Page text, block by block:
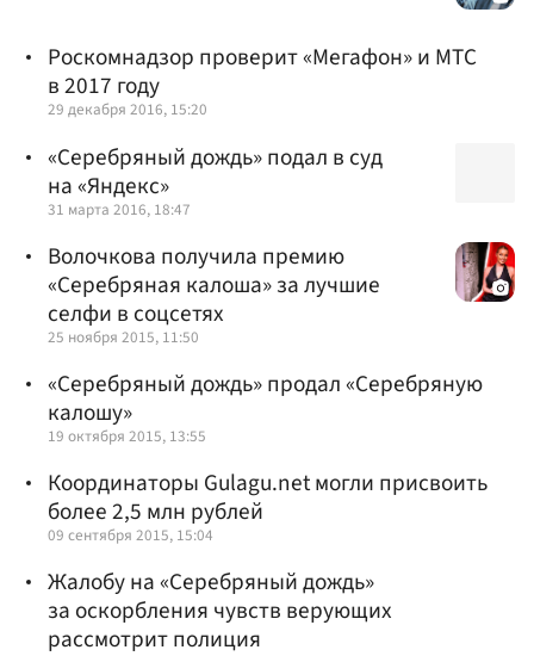
Роскомнадзор проверит «Мегафон» и МТС
в 2017 году
29 декабря 2016, 15:20
«Серебряный дождь» подал в суд
на «Яндекс»
31 марта 2016, 18:47
Волочкова получила премию
«Серебряная калоша» за лучшие
селфи в соцсетях
25 ноября 2015, 11:50
«Серебряный дождь» продал «Серебряную
калошу»
19 октября 2015, 13:55
Координаторы Gulagu.net могли присвоить
более 2,5 млн рублей
09 сентября 2015, 15:04
Жалобу на «Серебряный дождь»
за оскорбления чувств верующих
рассмотрит полиция